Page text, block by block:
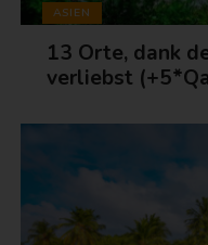
ASIEN
13 Orte, dank
verliebst